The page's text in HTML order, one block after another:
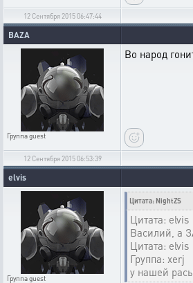
12 Сентября 2015 06:47:44
BAZA
Группаguest
Во народ
12 Сентября 2015 06:53:39
elvis
Группаguest
Цитата: NightZS
Цитата: elvis
Василий, а
Цитата: elvis
Группа: xerj
у нашей